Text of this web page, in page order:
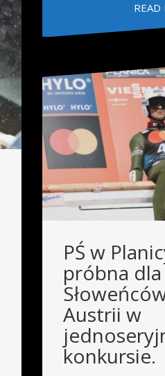
READ
PŚ w
próbna dla
Austrii w
konkursie.